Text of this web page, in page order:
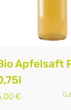
Apfelsaft
€